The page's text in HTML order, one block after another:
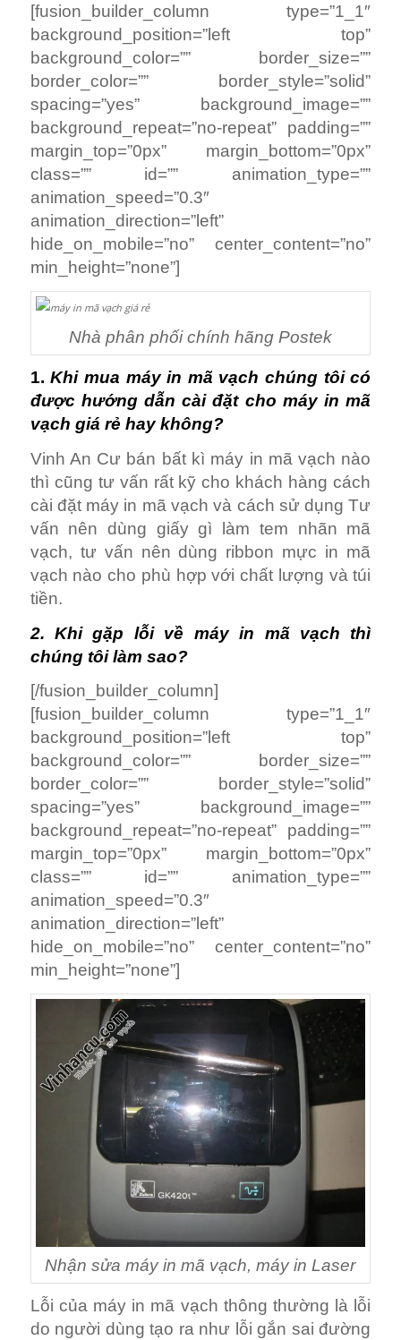
[fusion_builder_column type=”1_1″
background_position=”left top”
background_color=”” border_size=””
border_color=”” border_style=”solid”
spacing=”yes” background_image=””
background_repeat=”no-repeat” padding=””
margin_top=”0px” margin_bottom=”0px”
class=”” id=”” animation_type=””
animation_speed=”0.3″
animation_direction=”left”
hide_on_mobile=”no” center_content=”no”
min_height=”none”]
Nhà phân phối chính hãng Postek
1.Khi mua máy in mã vạch chúng tôi có
được hướng dẫn cài đặt cho máy in mã
vạch giá rẻ hay không?
Vinh An Cư bán bất kì máy in mã vạch nào
thì cũng tư vấn rất kỹ cho khách hàng cách
cài đặt máy in mã vạch và cách sử dụng Tư
vấn nên dùng giấy gì làm tem nhãn mã
vạch, tư vấn nên dùng ribbon mực in mã
vạch nào cho phù hợp với chất lượng và túi
tiền.
2. Khi gặp lỗi về máy in mã vạch thì
chúng tôi làm sao?
[/fusion_builder_column]
[fusion_builder_column type=”1_1″
background_position=”left top”
background_color=”” border_size=””
border_color=”” border_style=”solid”
spacing=”yes” background_image=””
background_repeat=”no-repeat” padding=””
margin_top=”0px” margin_bottom=”0px”
class=”” id=”” animation_type=””
animation_speed=”0.3″
animation_direction=”left”
hide_on_mobile=”no” center_content=”no”
min_height=”none”]
Nhận sửa máy in mã vạch, máy in Laser
Lỗi của máy in mã vạch thông thường là lỗi
do người dùng tạo ra như lỗi gắn sai đường